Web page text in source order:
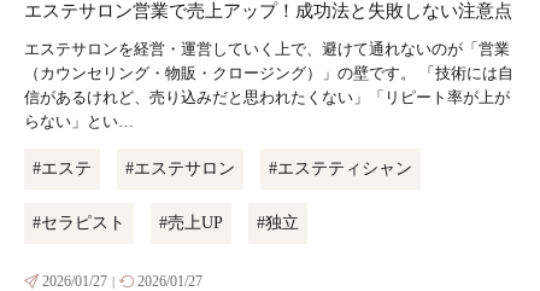
エステサロン営業で売上アップ！成功法と失敗しない注意点
エステサロンを経営・運営していく上で、避けて通れないのが「営業
（カウンセリング・物販・クロージング）」の壁です。 「技術には自
信があるけれど、売り込みだと思われたくない」「リピート率が上が
らない」とい…
#エステ #エステサロン #エステティシャン
#セラピスト #売上UP #独立
2026/01/27 | 2026/01/27